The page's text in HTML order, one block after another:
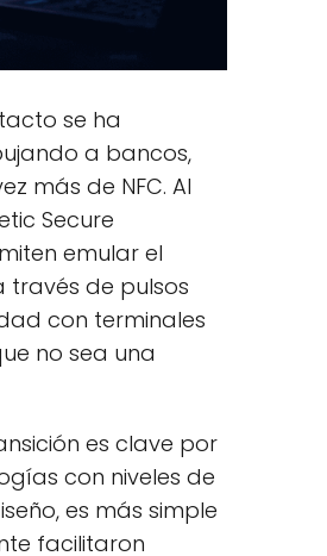
se ha
a bancos,
más de NFC. Al
Secure
emular el
de pulsos
con terminales
no sea una
es clave por
con niveles de
es más simple
facilitaron